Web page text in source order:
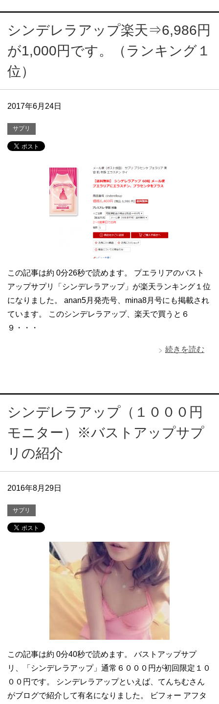
シンデレラアップ楽天⇒6,986円
が1,000円です。（ランキング１
位）
2017年6月24日
サプリ
この記事は約 0分26秒で読めます。 プエラリアのバスト
アップサプリ「シンデレラアップ」が楽天ランキング１位
になりました。 anan5月発売号、mina8月号にも掲載され
ています。 このシンデレラアップ、楽天で買うと６
９・・・
続きを読む
シンデレラアップ（１０００円
モニター）※バストアップサプ
リの紹介
2016年8月29日
サプリ
この記事は約 0分40秒で読めます。 バストアップサプ
リ、「シンデレラアップ」通常６０００円が初回限定１０
００円です。 シンデレラアップといえば、てんちむさん
がブログで紹介して有名になりました。 ビフォー アフタ